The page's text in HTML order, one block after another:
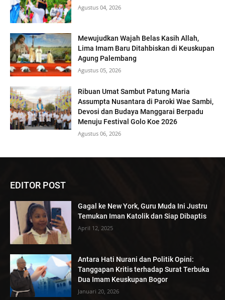
Agustus 04, 2026
Mewujudkan Wajah Belas Kasih Allah,
Lima Imam Baru Ditahbiskan di Keuskupan
Agung Palembang
Agustus 05, 2026
Ribuan Umat Sambut Patung Maria
Assumpta Nusantara di Paroki Wae Sambi,
Devosi dan Budaya Manggarai Berpadu
Menuju Festival Golo Koe 2026
Agustus 06, 2026
EDITOR POST
Gagal ke New York, Guru Muda Ini Justru
Temukan Iman Katolik dan Siap Dibaptis
April 12, 2025
Antara Hati Nurani dan Politik Opini:
Tanggapan Kritis terhadap Surat Terbuka
Dua Imam Keuskupan Bogor
Januari 20, 2026